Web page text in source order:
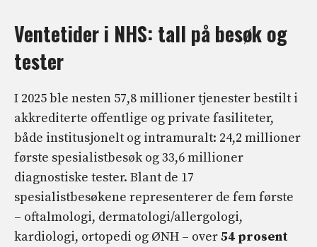
Ventetider i NHS: tall på besøk og
tester
I 2025 ble nesten 57,8 millioner tjenester bestilt i
akkrediterte offentlige og private fasiliteter,
både institusjonelt og intramuralt: 24,2 millioner
første spesialistbesøk og 33,6 millioner
diagnostiske tester. Blant de 17
spesialistbesøkene representerer de fem første
– oftalmologi, dermatologi/allergologi,
kardiologi, ortopedi og ØNH – over54 prosent